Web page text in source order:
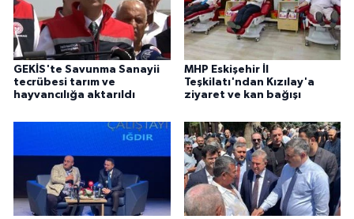
GEKİS'te Savunma Sanayii
tecrübesi tarım ve
hayvancılığa aktarıldı
MHP Eskişehir İl
Teşkilatı'ndan Kızılay'a
ziyaret ve kan bağışı